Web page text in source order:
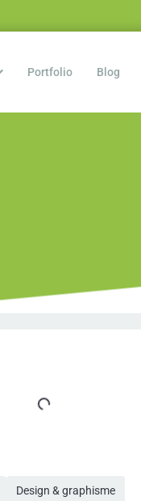
Portfolio Blog
Design & graphisme